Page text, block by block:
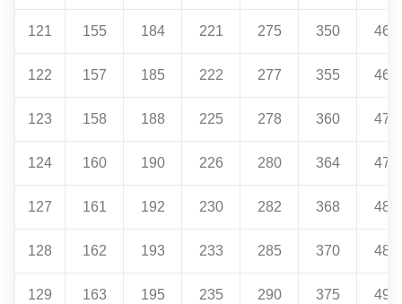
121 155 184 221 275 350 460
122 157 185 222 277 355 465
123 158 188 225 278 360 470
124 160 190 226 280 364 475
127 161 192 230 282 368 480
128 162 193 233 285 370 485
129 163 195 235 290 375 490